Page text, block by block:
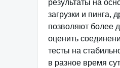
результаты на
загрузки и пинга,
позволяют более
оценить
тесты на
в разное время